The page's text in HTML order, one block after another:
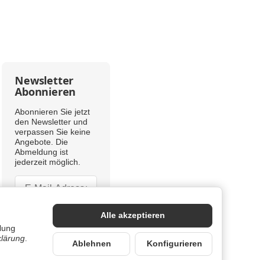
Newsletter
Abonnieren
Abonnieren Sie jetzt
den Newsletter und
verpassen Sie keine
Angebote. Die
Abmeldung ist
jederzeit möglich.
Newsletter Abonnieren
Newsletter Abonnieren
Datenschutzerklärung
Abonnieren
Alle akzeptieren
Ablehnen Konfigurieren
.